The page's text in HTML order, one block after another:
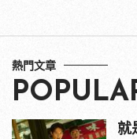
熱門文章
就